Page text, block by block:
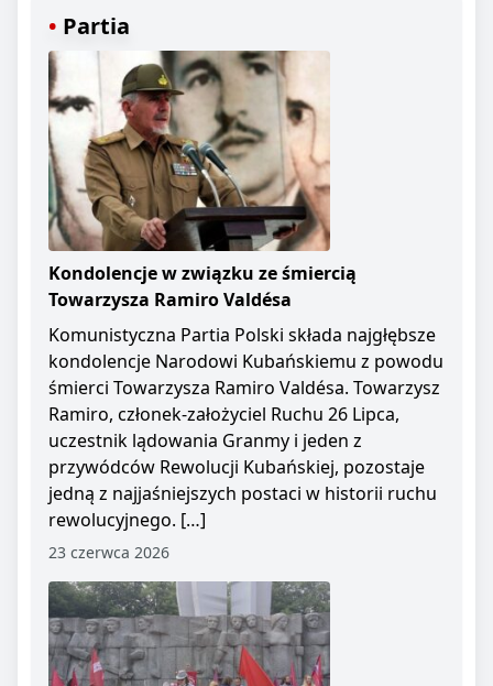
Partia
Kondolencje w związku ze śmiercią
Towarzysza Ramiro Valdésa
Komunistyczna Partia Polski składa najgłębsze
kondolencje Narodowi Kubańskiemu z powodu
śmierci Towarzysza Ramiro Valdésa. Towarzysz
Ramiro, członek-założyciel Ruchu 26 Lipca,
uczestnik lądowania Granmy i jeden z
przywódców Rewolucji Kubańskiej, pozostaje
jedną z najjaśniejszych postaci w historii ruchu
rewolucyjnego. […]
23 czerwca 2026